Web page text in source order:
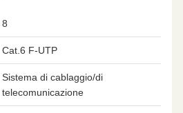
8
Cat.6 F-UTP
Sistema di cablaggio/di
telecomunicazione